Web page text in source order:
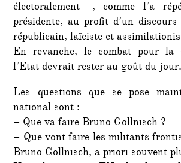
électoralement -, comme l’a
présidente, au profit d’un
républicain, laïciste et
En revanche, le combat pour la
l’Etat devrait rester au goût du jour.
Les questions que se pose
national sont :
– Que va faire Bruno Gollnisch ?
– Que vont faire les militants
Bruno Gollnisch, a priori souvent